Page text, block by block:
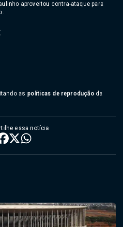
aproveitou contra-ataque para
as políticas de reprodução da
essa notícia